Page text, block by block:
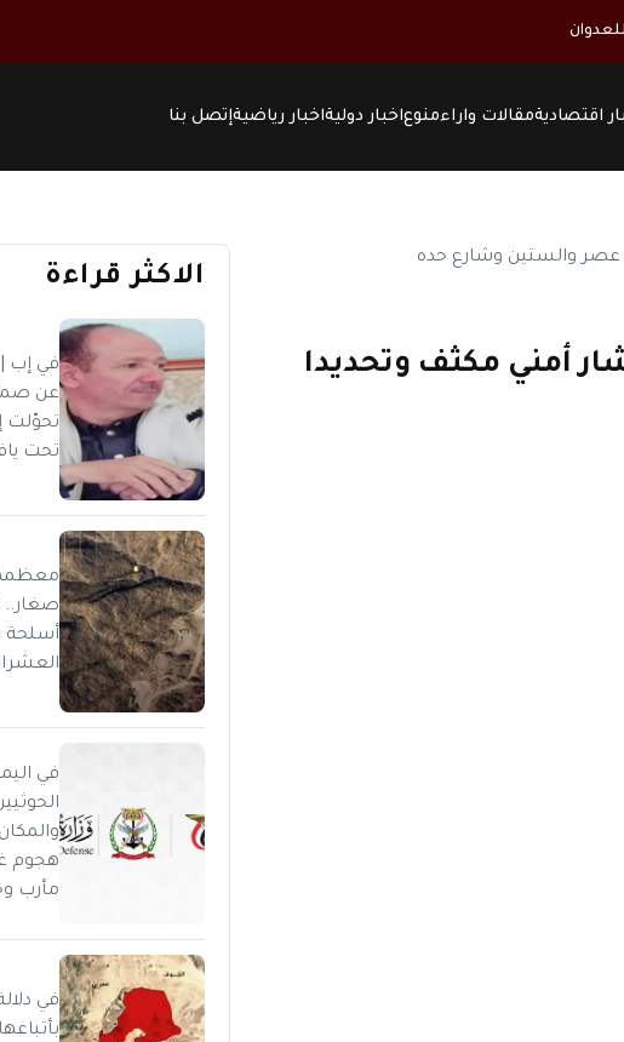
اقتصاديةمقالات واراءمنوعاخبار دوليةاخبار رياضيةإتصل بنا
أمني مكثف وتحديدا
الاكثر قراءة
في إب |
عن
تحوّلت
تحت
صغار..
أسلحة
في
هجوم
مأرب
في